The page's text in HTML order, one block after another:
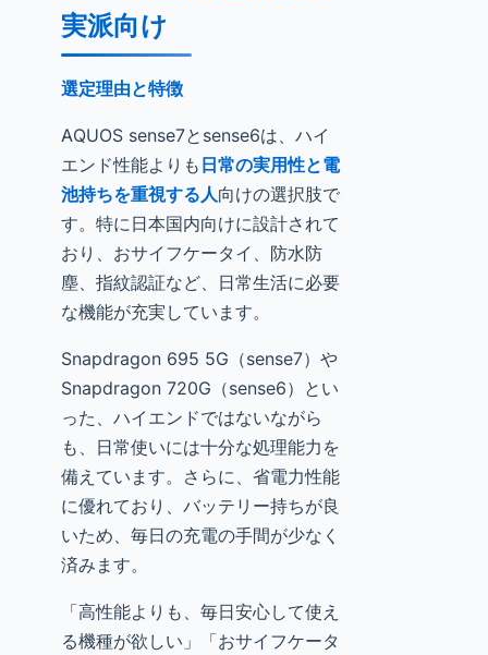
実派向け
選定理由と特徴
AQUOS sense7とsense6は、ハイ
エンド性能よりも 日常の実用性と電
池持ちを重視する人向けの選択肢で
す。特に日本国内向けに設計されて
おり、おサイフケータイ、防水防
塵、指紋認証など、日常生活に必要
な機能が充実しています。
Snapdragon 695 5G（sense7）や
Snapdragon 720G（sense6）とい
った、ハイエンドではないながら
も、日常使いには十分な処理能力を
備えています。さらに、省電力性能
に優れており、バッテリー持ちが良
いため、毎日の充電の手間が少なく
済みます。
「高性能よりも、毎日安心して使え
る機種が欲しい」「おサイフケータ